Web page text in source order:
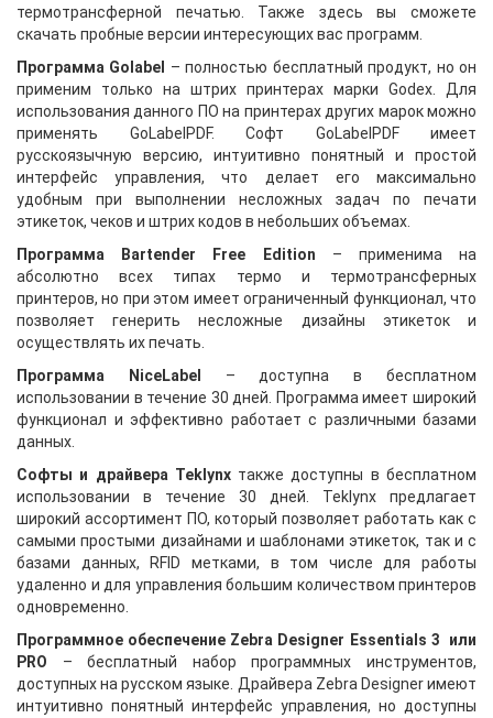
термотрансферной печатью. Также здесь вы сможете
скачать пробные версии интересующих вас программ.
Программа Golabel
– полностью бесплатный продукт, но он
применим только на штрих принтерах марки Godex. Для
использования данного ПО на принтерах других марок можно
применять GoLabelPDF. Софт GoLabelPDF имеет
русскоязычную версию, интуитивно понятный и простой
интерфейс управления, что делает его максимально
удобным при выполнении несложных задач по печати
этикеток, чеков и штрих кодов в небольших объемах.
Программа Bartender Free Edition – применима на
абсолютно всех типах термо и термотрансферных
принтеров, но при этом имеет ограниченный функционал, что
позволяет генерить несложные дизайны этикеток и
осуществлять их печать.
Программа NiceLabel
– доступна в бесплатном
использовании в течение 30 дней. Программа имеет широкий
функционал и эффективно работает с различными базами
данных.
Софты и драйвера Teklynxтакже доступны в бесплатном
использовании в течение 30 дней. Teklynx предлагает
широкий ассортимент ПО, который позволяет работать как с
самыми простыми дизайнами и шаблонами этикеток, так и с
базами данных, RFID метками, в том числе для работы
удаленно и для управления большим количеством принтеров
одновременно.
Программное обеспечение Zebra Designer Essentials 3 или
PRO – бесплатный набор программных инструментов,
доступных на русском языке. Драйвера Zebra Designer имеют
интуитивно понятный интерфейс управления, но доступны